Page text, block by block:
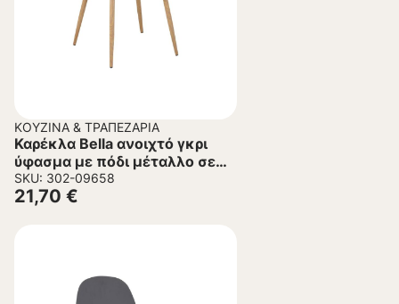
ΚΟΥΖΊΝΑ & ΤΡΑΠΕΖΑΡΊΑ
Καρέκλα Bella ανοιχτό γκρι
ύφασμα με πόδι μέταλλο σε
φυσική απόχρωση
43.5x52x89εκ
SKU: 302-09658
21,70 €